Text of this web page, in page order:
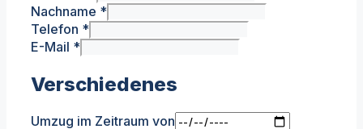
Nachname *
Telefon *
E-Mail *
Verschiedenes
Umzug im Zeitraum von